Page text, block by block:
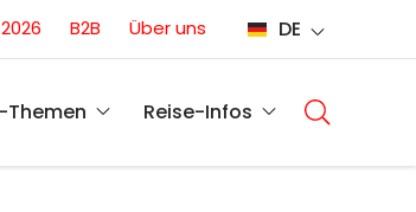
B2B Über uns DE
Themen Reise-Infos